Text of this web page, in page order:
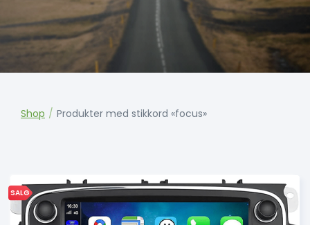
Shop / Produkter med stikkord «focus»
SALG